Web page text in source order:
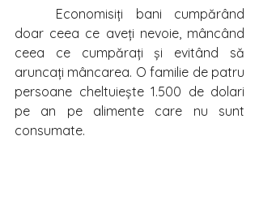
doar ceea ce aveți nevoie, mâncând
ceea ce cumpărați și evitând să
aruncați mâncarea. O familie de patru
persoane cheltuiește 1.500 de dolari
pe an pe alimente care nu sunt
consumate.